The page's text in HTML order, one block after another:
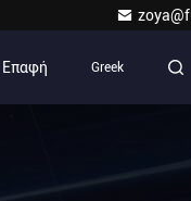
Επαφή Greek